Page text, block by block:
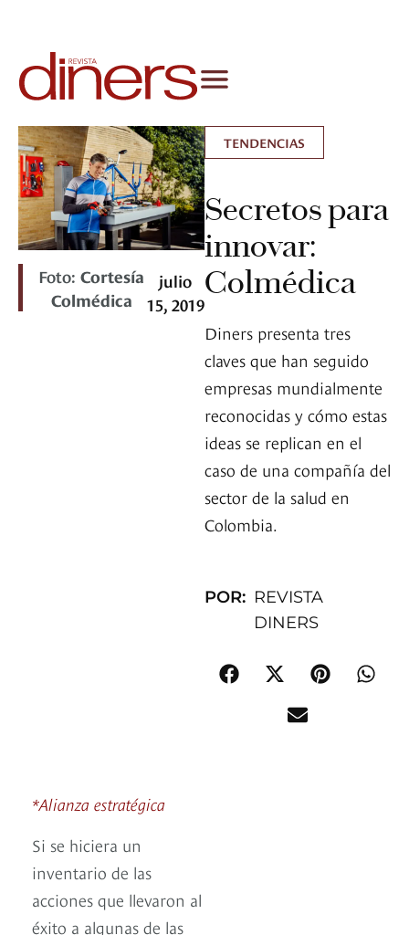
Foto:Cortesía
Colmédica
julio
15, 2019
TENDENCIAS
Secretos para
innovar:
Colmédica
Diners presenta tres
claves que han seguido
empresas mundialmente
reconocidas y cómo estas
ideas se replican en el
caso de una compañía del
sector de la salud en
Colombia.
POR: REVISTA
DINERS
*Alianza estratégica
Si se hiciera un
inventario de las
acciones que llevaron al
éxito a algunas de las